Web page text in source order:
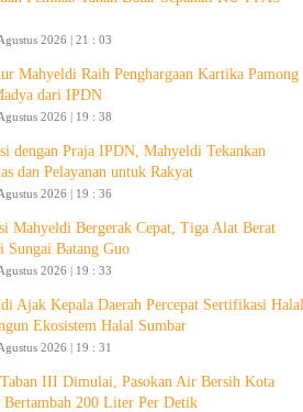
2026 | 21 : 03
Mahyeldi Raih Penghargaan Kartika Pamong
dari IPDN
2026 | 19 : 38
dengan Praja IPDN, Mahyeldi Tekankan
dan Pelayanan untuk Rakyat
2026 | 19 : 36
Mahyeldi Bergerak Cepat, Tiga Alat Berat
Sungai Batang Guo
2026 | 19 : 33
Ajak Kepala Daerah Percepat Sertifikasi Halal
Ekosistem Halal Sumbar
2026 | 19 : 31
III Dimulai, Pasokan Air Bersih Kota
Bertambah 200 Liter Per Detik